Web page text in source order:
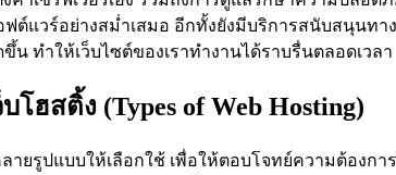
ฟต์แวร์อย่างสม่ำเสมอ อีกทั้งยังมีบริการสนับสนุนทา
ทำให้เว็บไซต์ของเราทำงานได้ราบรื่นตลอดเวลา
โฮสติ้ง (Types of Web Hosting)
ลายรูปแบบให้เลือกใช้ เพื่อให้ตอบโจทย์ความต้องก